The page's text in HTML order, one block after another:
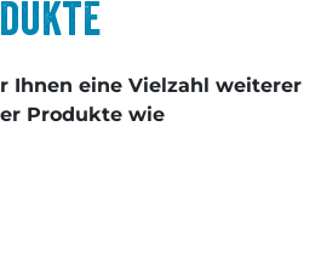
Ihnen eine Vielzahl weiterer
Produkte wie